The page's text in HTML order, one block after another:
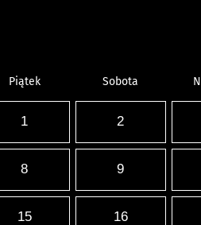
Piątek Sobota
1 2
8 9
15 16